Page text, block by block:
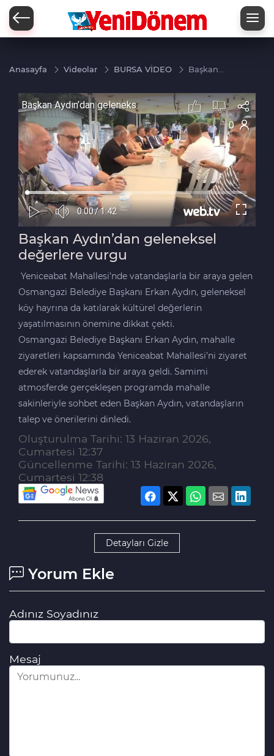
Anasayfa Videolar BURSA VİDEO
Başkan
değerlere
vurgu
Başkan Aydın’dan geleneksel
değerlere vurgu
Yeniceabat Mahallesi’nde vatandaşlarla bir araya gelen
Osmangazi Belediye Başkanı Erkan Aydın, geleneksel
köy hayrına da katılarak kültürel değerlerin
yaşatılmasının önemine dikkat çekti.
Osmangazi Belediye Başkanı Erkan Aydın, mahalle
ziyaretleri kapsamında Yeniceabat Mahallesi’ni ziyaret
ederek vatandaşlarla bir araya geldi. Samimi
atmosferde gerçekleşen programda mahalle
sakinleriyle sohbet eden Başkan Aydın, vatandaşların
talep ve önerilerini dinledi.
Oluşturulma Tarihi: 13 Haziran 2026,
Cumartesi 12:37
Güncellenme Tarihi: 13 Haziran 2026,
Cumartesi 12:38
Detayları Gizle
Yorum Ekle
Adınız Soyadınız
Mesaj